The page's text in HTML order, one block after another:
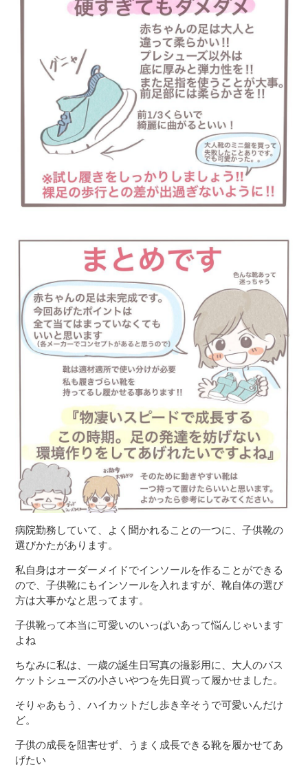
病院勤務していて、よく聞かれることの一つに、子供靴の
選びかたがあります。
私自身はオーダーメイドでインソールを作ることができる
ので、子供靴にもインソールを入れますが、靴自体の選び
方は大事かなと思ってます。
子供靴って本当に可愛いのいっぱいあって悩んじゃいます
よね
ちなみに私は、一歳の誕生日写真の撮影用に、大人のバス
ケットシューズの小さいやつを先日買って履かせました。
そりゃあもう、ハイカットだし歩き辛そうで可愛いんだけ
ど。
子供の成長を阻害せず、うまく成長できる靴を履かせてあ
げたい